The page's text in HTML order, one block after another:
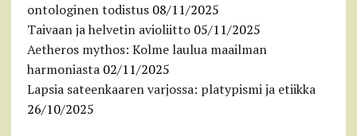
ontologinen todistus 08/11/2025
Taivaan ja helvetin avioliitto 05/11/2025
Aetheros mythos: Kolme laulua maailman
harmoniasta 02/11/2025
Lapsia sateenkaaren varjossa: platypismi ja etiikka
26/10/2025